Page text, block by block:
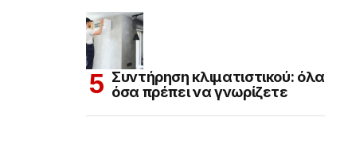
Συντήρηση κλιματιστικού: όλα
όσα πρέπει να γνωρίζετε